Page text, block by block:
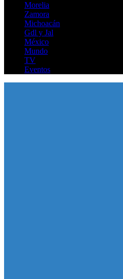
Morelia
Zamora
Michoacán
Gdl y Jal
México
Mundo
TV
Eventos